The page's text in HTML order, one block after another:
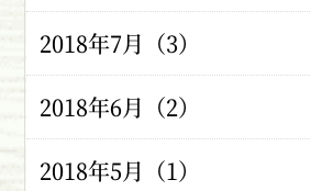
2018年7月（3）
2018年6月（2）
2018年5月（1）